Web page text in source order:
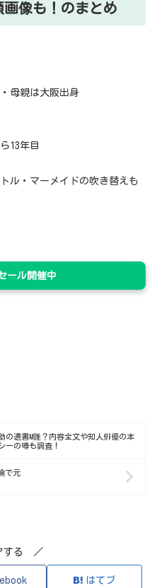
像も！のまとめ
母親は大阪出身
13年目
ル・マーメイドの吹き替えも
ール開催中
の遺書M誰？内容全文や知人俳優の本
ーの噂も調査！
で元
する ／
はてブ